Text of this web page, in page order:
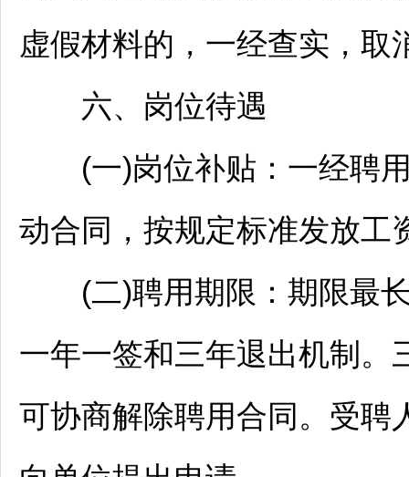
虚假材料的，一经查实，取
六、岗位待遇
(一)岗位补贴：一经聘用
动合同，按规定标准发放工
(二)聘用期限：期限最长
一年一签和三年退出机制。
可协商解除聘用合同。受聘